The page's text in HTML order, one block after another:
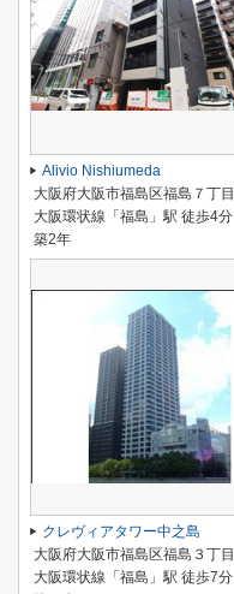
Alivio Nishiumeda
大阪府大阪市福島区福島７丁目
大阪環状線「福島」駅 徒歩4分
築2年
クレヴィアタワー中之島
大阪府大阪市福島区福島３丁目
大阪環状線「福島」駅 徒歩7分